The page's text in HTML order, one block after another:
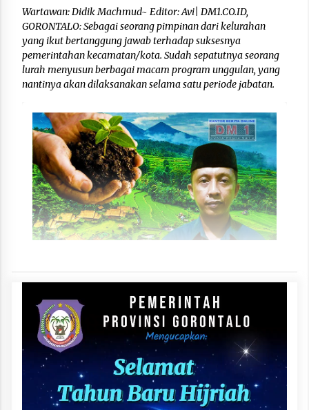
Wartawan: Didik Machmud~ Editor: Avi| DM1.CO.ID,
GORONTALO: Sebagai seorang pimpinan dari kelurahan
yang ikut bertanggung jawab terhadap suksesnya
pemerintahan kecamatan/kota. Sudah sepatutnya seorang
lurah menyusun berbagai macam program unggulan, yang
nantinya akan dilaksanakan selama satu periode jabatan.